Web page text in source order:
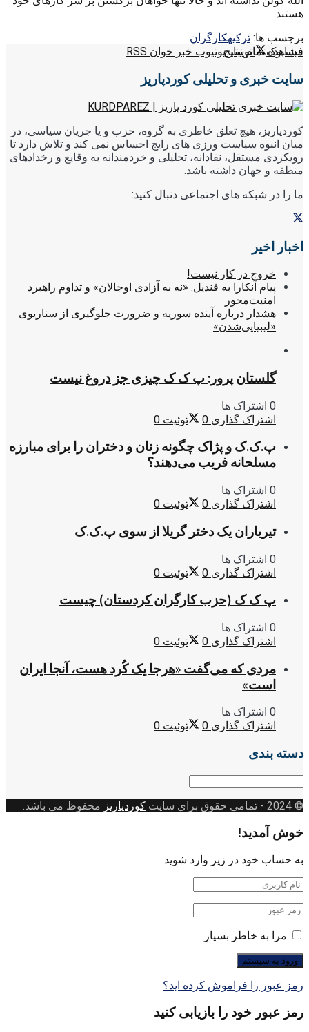
مشاهده تمام نتایج
هستند.
برچسب ها: ترکیهکارگران
فیسبوک
توییتر یوتیوب خبر خوان RSS
سایت خبری و تحلیلی کوردپاریز
کوردپاریز، هیچ تعلق خاطری به گروه، حزب و یا جریان سیاسی، در
میان انبوه سیاست ورزی های رایج احساس نمی کند و تلاش دارد تا
رویکردی مستقل، نقادانه، تحلیلی و خردمندانه به وقایع و رخدادهای
منطقه و جهان داشته باشد.
ما را در شبکه های اجتماعی دنبال کنید:
اخبار اخیر
خروج در کار نیست!
پیام آنکارا به قندیل: «نه به آزادی اوجالان» و تداوم راهبرد
امنیت‌محور
هشدار درباره آینده سوریه و ضرورت جلوگیری از سناریوی
«لیبیایی‌شدن»
گلستان پرور: پ ک ک چیزی جز دروغ نیست
0 اشتراک ها
اشتراک گذاری 0 توئیت 0
پ.ک.ک و پژاک چگونه زنان و دختران را برای مبارزه
مسلحانه فریب می‌دهند؟
0 اشتراک ها
اشتراک گذاری 0 توئیت 0
تیرباران یک دختر گریلا از سوی پ.ک.ک
0 اشتراک ها
اشتراک گذاری 0 توئیت 0
پ ک ک (حزب کارگران کردستان) چیست
0 اشتراک ها
اشتراک گذاری 0 توئیت 0
مردی که می‌گفت «هرجا یک کُرد هست، آنجا ایران
است»
0 اشتراک ها
اشتراک گذاری 0 توئیت 0
دسته بندی
دسته
© 2024
- تمامی حقوق برای سایت کوردپاریز محفوظ می باشد.
خوش آمدید!
به حساب خود در زیر وارد شوید
مرا به خاطر بسپار
رمز عبور را فراموش کرده اید؟
رمز عبور خود را بازیابی کنید